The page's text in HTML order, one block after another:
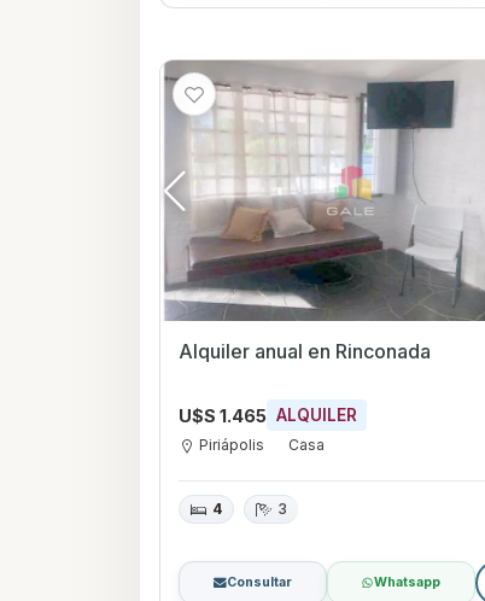
Alquiler anual en Rinconada
U$S 1.465 ALQUILER
Piriápolis Casa
4 3
Consultar Whatsapp